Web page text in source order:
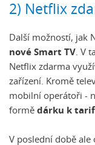
2) Netflix
Další možností, jak
nové Smart TV. V
Netflix zdarma
zařízení. Kromě
mobilní operátoři -
formě dárku k
V poslední době